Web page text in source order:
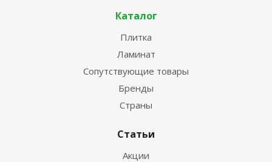
Каталог
Плитка
Ламинат
Сопутствующие товары
Бренды
Страны
Статьи
Акции